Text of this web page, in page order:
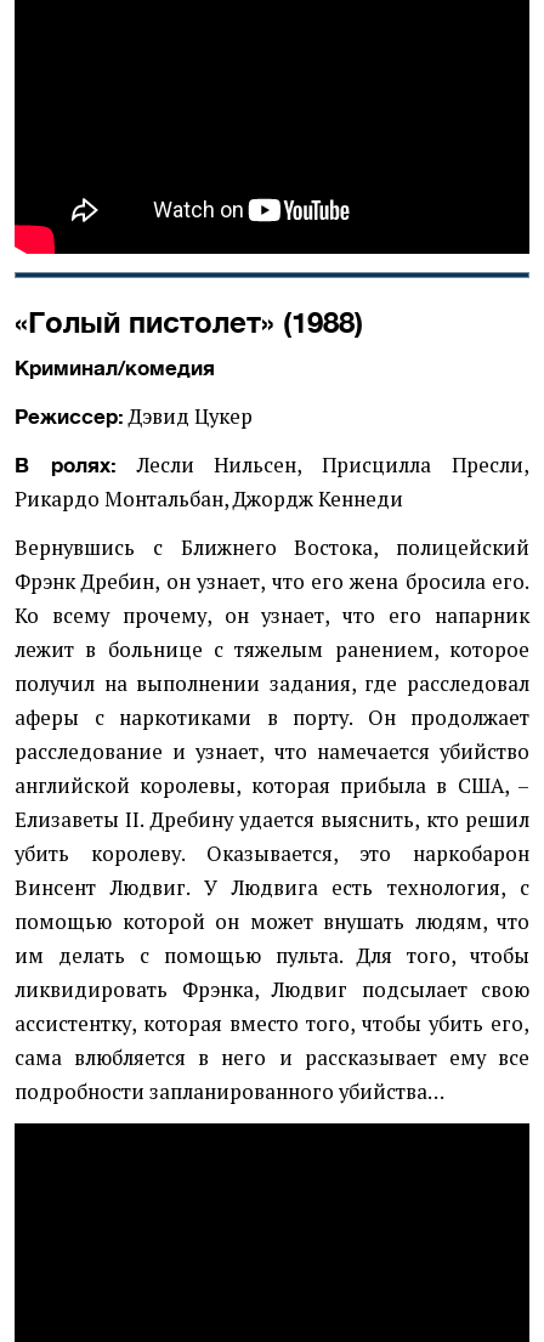
«Голый пистолет» (1988)
Криминал/комедия
Режиссер: Дэвид Цукер
В ролях: Лесли Нильсен, Присцилла Пресли,
Рикардо Монтальбан, Джордж Кеннеди
Вернувшись с Ближнего Востока, полицейский
Фрэнк Дребин, он узнает, что его жена бросила его.
Ко всему прочему, он узнает, что его напарник
лежит в больнице с тяжелым ранением, которое
получил на выполнении задания, где расследовал
аферы с наркотиками в порту. Он продолжает
расследование и узнает, что намечается убийство
английской королевы, которая прибыла в США, –
Елизаветы II. Дребину удается выяснить, кто решил
убить королеву. Оказывается, это наркобарон
Винсент Людвиг. У Людвига есть технология, с
помощью которой он может внушать людям, что
им делать с помощью пульта. Для того, чтобы
ликвидировать Фрэнка, Людвиг подсылает свою
ассистентку, которая вместо того, чтобы убить его,
сама влюбляется в него и рассказывает ему все
подробности запланированного убийства…